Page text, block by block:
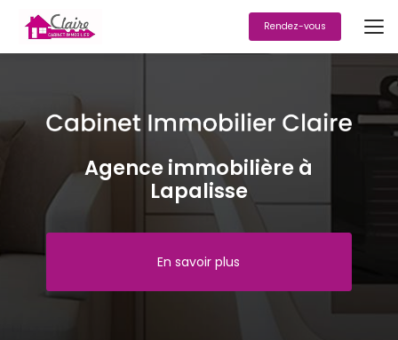
contenu
principal
Rendez-vous
Agence immobilière à
Lapalisse
En savoir plus